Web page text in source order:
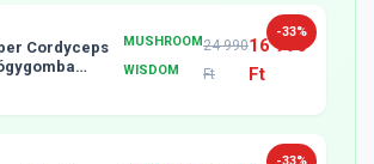
-33%
Cordyceps
MUSHROOM
WISDOM
24 990
Ft
16 990
Ft